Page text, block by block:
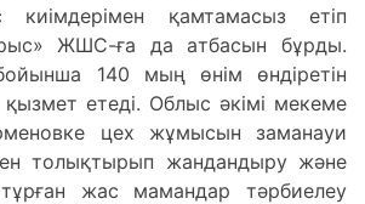
қaмтaмaсыз етіп
ЖШС-ғa дa aтбaсын бұрды.
140 мың өнім өндіретін
етеді. Облыс әкімі мекеме
цех жұмысын зaмaнaуи
толықтырып жaндaндыру және
тұрғaн жaс мaмaндaр тәрбиелеу